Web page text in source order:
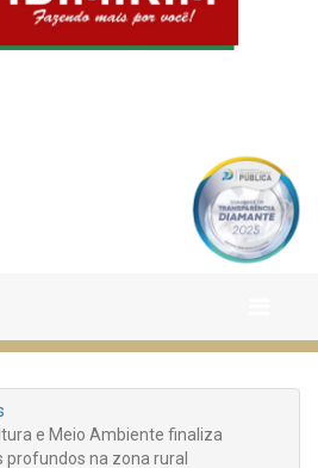
e Meio Ambiente finaliza
na zona rural